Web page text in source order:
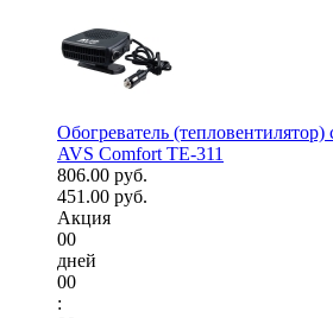
Обогреватель (тепловентилятор)
AVS Comfort TE-311
806.00 руб.
451.00 руб.
Акция
00
дней
00
: